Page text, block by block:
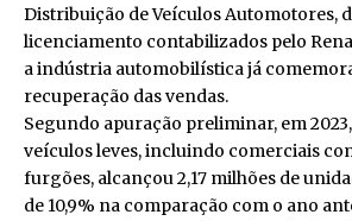
Distribuição de Veículos Automotores,
licenciamento contabilizados pelo
a indústria automobilística já
recuperação das vendas.
Segundo apuração preliminar, em
veículos leves, incluindo comerciais
furgões, alcançou 2,17 milhões de
de 10,9% na comparação com o ano